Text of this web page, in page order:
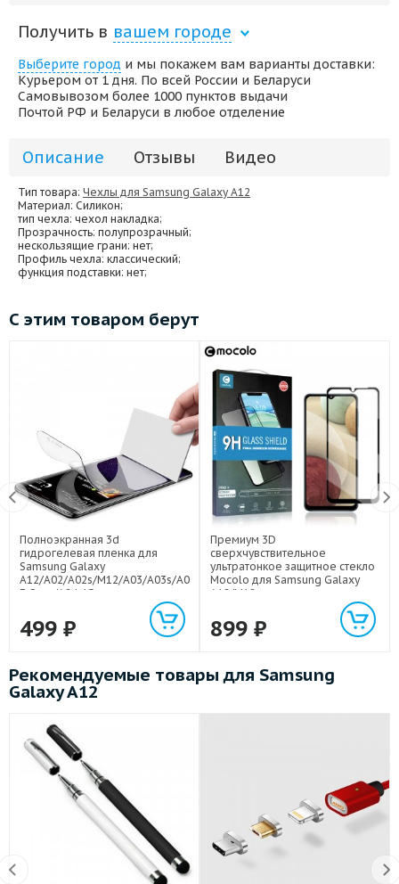
Получить в вашем городе
Выберите город и мы покажем вам варианты доставки:
Курьером от 1 дня. По всей России и Беларуси
Самовывозом более 1000 пунктов выдачи
Почтой РФ и Беларуси в любое отделение
Описание Отзывы Видео
Тип товара: Чехлы для Samsung Galaxy A12
Материал: Силикон;
тип чехла: чехол накладка;
Прозрачность: полупрозрачный;
нескользящие грани: нет;
Профиль чехла: классический;
функция подставки: нет;
С этим товаром берут
Полноэкранная 3d
гидрогелевая пленка для
Samsung Galaxy
A12/A02/A02s/M12/A03/A03s/A0
3 Core/A24 4G
499 ₽
Премиум 3D
сверхчувствительное
ультратонкое защитное стекло
Mocolo для Samsung Galaxy
A12/M12
899 ₽
Рекомендуемые товары для Samsung
Galaxy A12